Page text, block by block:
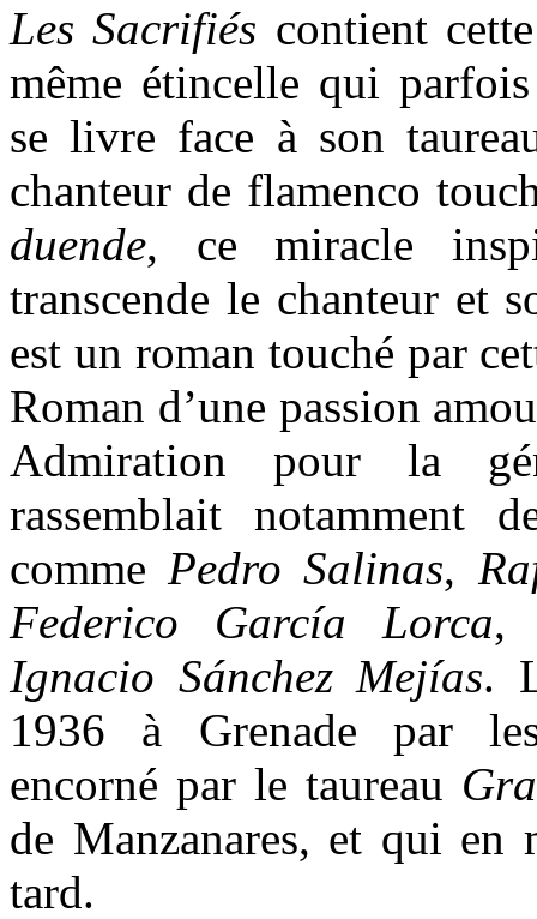
Les Sacrifiés contient
même étincelle qui
se livre face à son
chanteur de flamenco
duende, ce miracle
transcende le chanteur et
est un roman touché par
Roman d’une passion
Admiration pour la
rassemblait notamment
commePedro Salinas,
Federico García Lorca,
Ignacio Sánchez Mejías.
1936 à Grenade par
encorné par le taureau
de Manzanares, et qui en
tard.